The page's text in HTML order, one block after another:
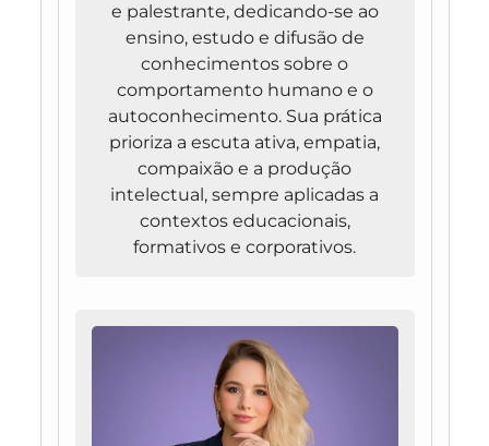
e palestrante, dedicando-se ao
ensino, estudo e difusão de
conhecimentos sobre o
comportamento humano e o
autoconhecimento. Sua prática
prioriza a escuta ativa, empatia,
compaixão e a produção
intelectual, sempre aplicadas a
contextos educacionais,
formativos e corporativos.